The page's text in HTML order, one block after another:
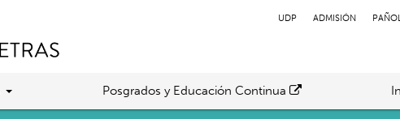
UDP ADMISIÓN
Posgrados y Educación Continua